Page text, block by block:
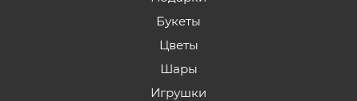
Букеты
Цветы
Шары
Игрушки